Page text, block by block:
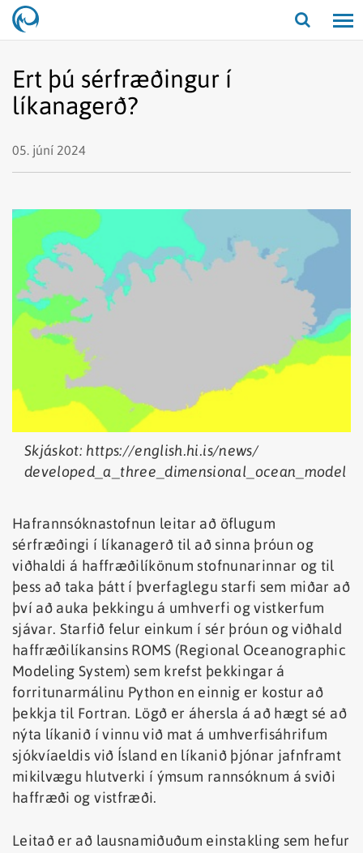
Opna/
Ert þú sérfræðingur í
líkanagerð?
05. júní 2024
Skjáskot: https://english.hi.is/news/
developed_a_three_dimensional_ocean_model
Hafrannsóknastofnun leitar að öflugum
sérfræðingi í líkanagerð til að sinna þróun og
viðhaldi á haffræðilíkönum stofnunarinnar og til
þess að taka þátt í þverfaglegu starfi sem miðar að
því að auka þekkingu á umhverfi og vistkerfum
sjávar. Starfið felur einkum í sér þróun og viðhald
haffræðilíkansins ROMS (Regional Oceanographic
Modeling System) sem krefst þekkingar á
forritunarmálinu Python en einnig er kostur að
þekkja til Fortran. Lögð er áhersla á að hægt sé að
nýta líkanið í vinnu við mat á umhverfisáhrifum
sjókvíaeldis við Ísland en líkanið þjónar jafnframt
mikilvægu hlutverki í ýmsum rannsóknum á sviði
haffræði og vistfræði.
Leitað er að lausnamiðuðum einstakling sem hefur